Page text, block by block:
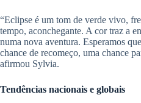
“Eclipse é um tom de verde vivo,
tempo, aconchegante. A cor traz a
numa nova aventura. Esperamos
chance de recomeço, uma chance
afirmou Sylvia.
Tendências nacionais e globais